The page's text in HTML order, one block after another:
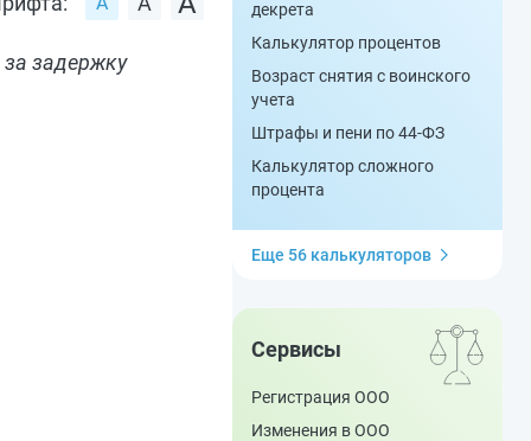
задержку
декрета
Калькулятор процентов
Возраст снятия с воинского
учета
Штрафы и пени по 44-ФЗ
Калькулятор сложного
процента
Еще 56 калькуляторов
Сервисы
Регистрация ООО
Изменения в ООО